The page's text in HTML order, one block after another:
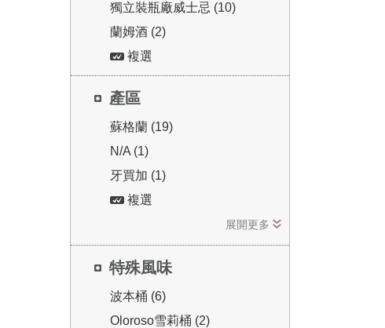
獨立裝瓶廠威士忌 (10)
蘭姆酒 (2)
複選
產區
蘇格蘭 (19)
N/A (1)
牙買加 (1)
複選
展開更多
特殊風味
波本桶 (6)
Oloroso雪莉桶 (2)